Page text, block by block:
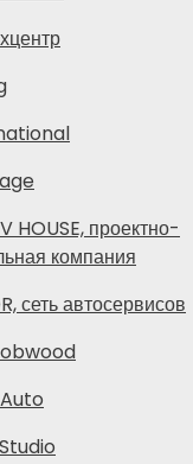
HOUSE, проектно-
компания
сеть автосервисов